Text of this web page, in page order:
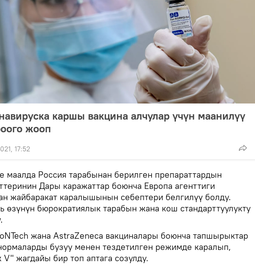
каршы вакцина алчулар үчүн маанилүү
жооп
17:52
маалда Россия тарабынан берилген препараттардын
Дары каражаттар боюнча Европа агенттиги
жайбаракат каралышынын себептери белгилүү болду.
өзүнүн бюрократиялык тарабын жана кош стандарттуулукту
жана AstraZeneca вакциналары боюнча тапшырыктар
бузуу менен тездетилген режимде каралып,
V" жагдайы бир топ аптага созулду.